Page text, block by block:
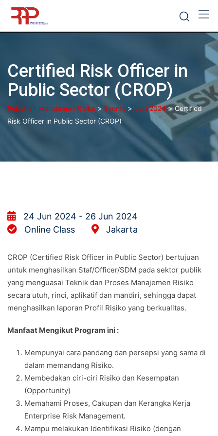
Skip
content
Certified Risk Officer in
Public Sector (CROP)
Pelatihan Manajemen Risiko > Events > Juni 2024>Certified
Risk Officer in Public Sector (CROP)
24 Jun 2024 - 26 Jun 2024
Online Class
Jakarta
CROP (Certified Risk Officer in Public Sector) bertujuan
untuk menghasilkan Staf/Officer/SDM pada sektor publik
yang menguasai Teknik dan Proses Manajemen Risiko
secara utuh, rinci, aplikatif dan mandiri, sehingga dapat
menghasilkan laporan Profil Risiko yang berkualitas.
Manfaat Mengikut Program ini :
Mempunyai cara pandang dan persepsi yang sama di
dalam memandang Risiko.
Membedakan ciri-ciri Risiko dan Kesempatan
(Opportunity)
Memahami Proses, Cakupan dan Kerangka Kerja
Enterprise Risk Management.
Mampu melakukan Identifikasi Risiko (dengan